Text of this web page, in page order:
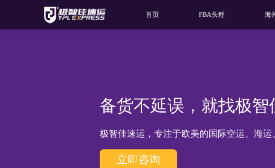
首页 FBA头程 海
备货不延误，就找极智
极智佳速运，专注于欧美的国际空运、海运
立即咨询